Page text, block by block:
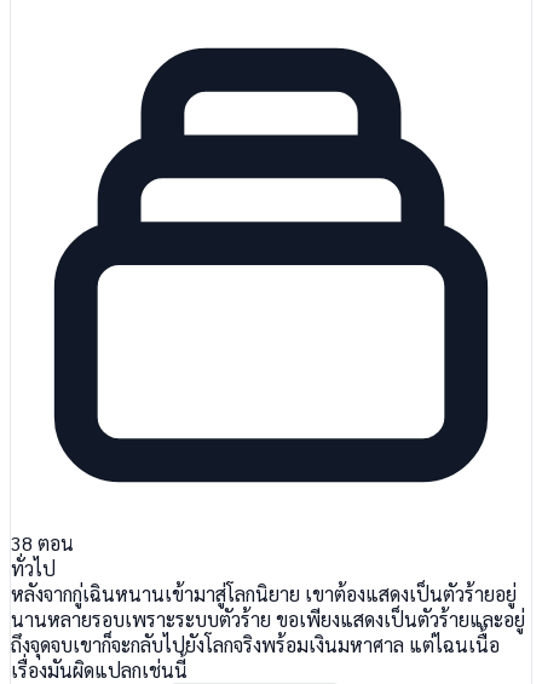
38 ตอน
ทั่วไป
หลังจากกู่เฉินหนานเข้ามาสู่โลกนิยาย เขาต้องแสดงเป็นตัวร้ายอยู่
นานหลายรอบเพราะระบบตัวร้าย ขอเพียงแสดงเป็นตัวร้ายและอยู่
ถึงจุดจบเขาก็จะกลับไปยังโลกจริงพร้อมเงินมหาศาล แต่ไฉนเนื้อ
เรื่องมันผิดแปลกเช่นนี้